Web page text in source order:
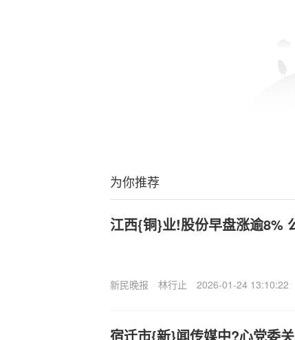
为你推荐
江西{铜}业!股份早盘涨逾8%
新民晚报 林行止 2026-01-24 13:10:22
宿迁市{新}闻传媒中?心党委